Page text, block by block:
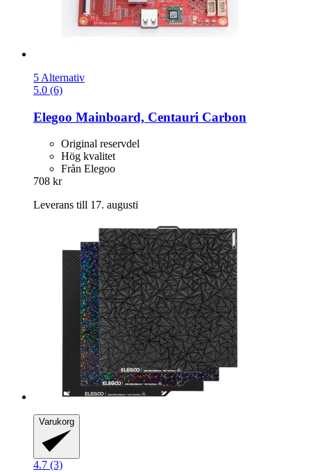
5 Alternativ
5.0 (6)
Elegoo Mainboard, Centauri Carbon
Original reservdel
Hög kvalitet
Från Elegoo
708 kr
Leverans till 17. augusti
Varukorg
4.7 (3)